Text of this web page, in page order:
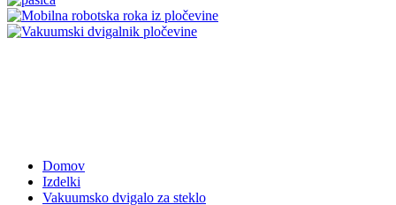
Domov
Izdelki
Vakuumsko dvigalo za steklo